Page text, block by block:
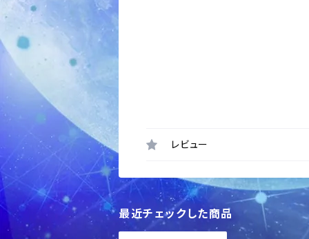
レビュー
最近チェックした商品